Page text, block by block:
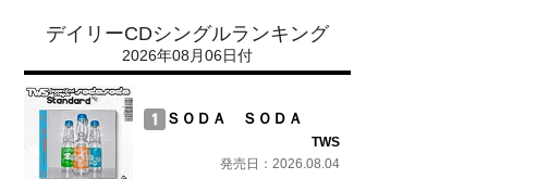
デイリーCDシングルランキング
2026年08月06日付
ＳＯＤＡ ＳＯＤＡ
TWS
発売日：2026.08.04